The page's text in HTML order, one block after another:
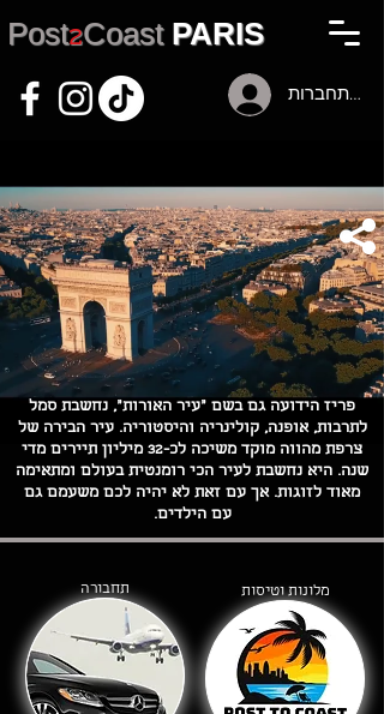
Post2Coast PARIS
להתחברות
פריז הידועה גם בשם "עיר האורות", נחשבת סמל
לתרבות, אופנה, קולינריה והיסטוריה. עיר הבירה של
צרפת מהווה מוקד משיכה לכ-32 מיליון תיירים מדי
שנה. היא נחשבת לעיר הכי רומנטית בעולם ומתאימה
מאוד לזוגות. אך עם זאת לא יהיה לכם משעמם גם
עם הילדים.
תחבורה מלונות וטיסות